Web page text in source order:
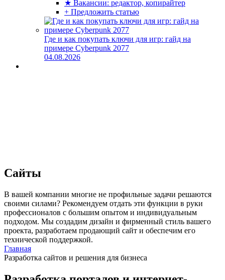
★ Вакансии: редактор, копирайтер
+ Предложить статью
Где и как покупать ключи для игр: гайд на
примере Cyberpunk 2077
04.08.2026
Сайты
В вашей компании многие не профильные задачи решаются
своими силами? Рекомендуем отдать эти функции в руки
профессионалов с большим опытом и индивидуальным
подходом. Мы создадим дизайн и фирменный стиль вашего
проекта, разработаем продающий сайт и обеспечим его
технической поддержкой.
Главная
Разработка сайтов и решения для бизнеса